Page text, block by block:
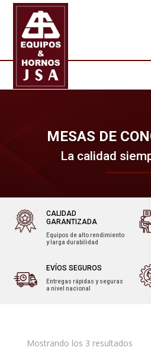
MESAS DE
La calidad
CALIDAD
GARANTIZADA
Equipos de alto rendimiento
y larga durabilidad
EVÍOS SEGUROS
Entregas rápidas y seguras
a nivel nacional
Mostrando los 3 resultados